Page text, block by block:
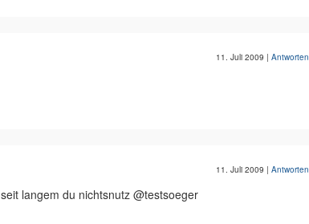
11. Juli 2009 | Antworten
11. Juli 2009 | Antworten
langem du nichtsnutz @testsoeger